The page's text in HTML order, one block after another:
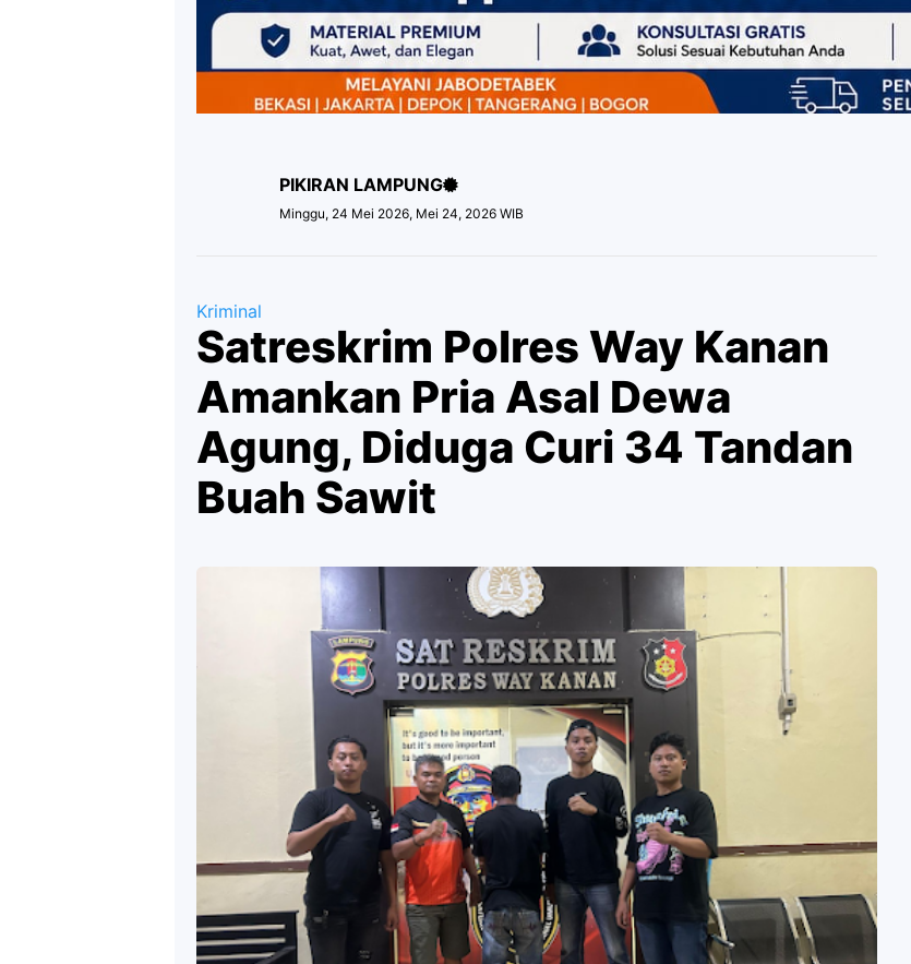
PIKIRAN LAMPUNG
Minggu, 24 Mei 2026, Mei 24, 2026 WIB
Kriminal
Satreskrim Polres Way Kanan
Amankan Pria Asal Dewa
Agung, Diduga Curi 34 Tandan
Buah Sawit